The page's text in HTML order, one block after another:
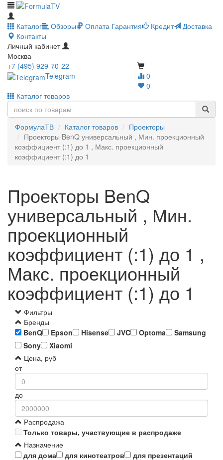
Каталог Обзоры Оплата Гарантия Кредит
Доставка
Контакты
Личный кабинет
Москва
0
0
+7 (495) 929-70-22
Telegram
Каталог товаров
ФормулаТВ Каталог товаров
Проекторы
Проекторы BenQ универсальный , Мин. проекционный
коэффициент (:1) до 1 , Макс. проекционный
коэффициент (:1) до 1
Проекторы BenQ
универсальный , Мин.
проекционный
коэффициент (:1) до 1 ,
Макс. проекционный
коэффициент (:1) до 1
Фильтры
Бренды
BenQ
Epson Hisense JVC Optoma
Samsung
Sony
Xiaomi
Цена, руб
от
до
Распродажа
Только товары, участвующие в распродаже
Назначение
для дома
для кинотеатров
для презентаций